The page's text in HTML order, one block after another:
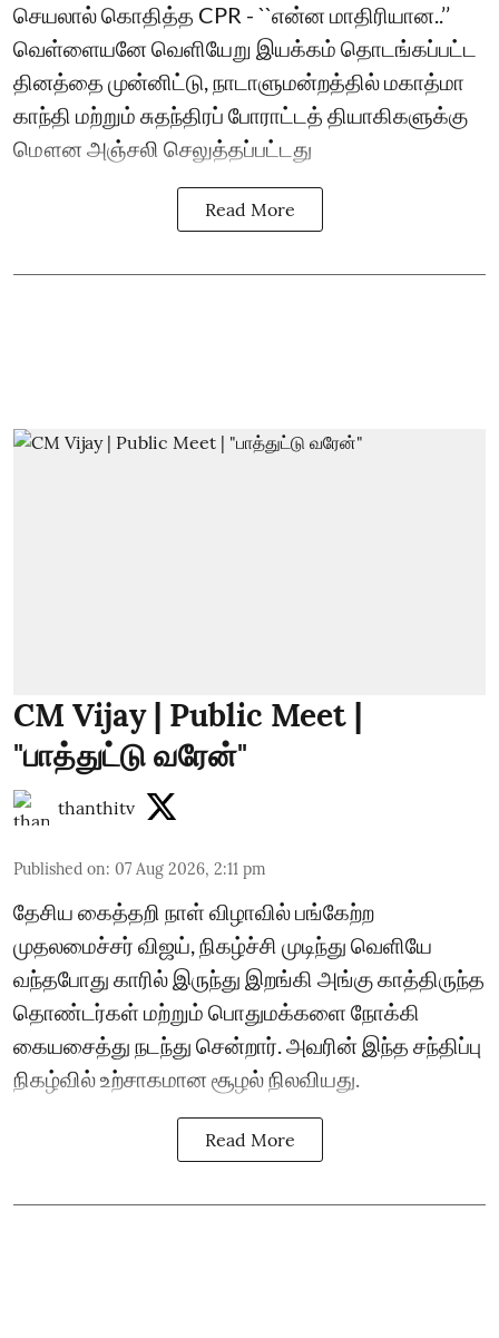
செயலால் கொதித்த CPR - ``என்ன மாதிரியான..’’
வெள்ளையனே வெளியேறு இயக்கம் தொடங்கப்பட்ட
தினத்தை முன்னிட்டு, நாடாளுமன்றத்தில் மகாத்மா
காந்தி மற்றும் சுதந்திரப் போராட்டத் தியாகிகளுக்கு
மௌன அஞ்சலி செலுத்தப்பட்டது
Read More
CM Vijay | Public Meet |
"பாத்துட்டு வரேன்"
thanthitv
Published on: 07 Aug 2026, 2:11 pm
தேசிய கைத்தறி நாள் விழாவில் பங்கேற்ற
முதலமைச்சர் விஜய், நிகழ்ச்சி முடிந்து வெளியே
வந்தபோது காரில் இருந்து இறங்கி அங்கு காத்திருந்த
தொண்டர்கள் மற்றும் பொதுமக்களை நோக்கி
கையசைத்து நடந்து சென்றார். அவரின் இந்த சந்திப்பு
நிகழ்வில் உற்சாகமான சூழல் நிலவியது.
Read More